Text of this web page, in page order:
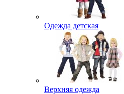
Одежда детская
Верхняя одежда